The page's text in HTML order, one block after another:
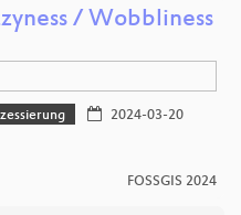
/ Wobbliness
2024-03-20
FOSSGIS 2024